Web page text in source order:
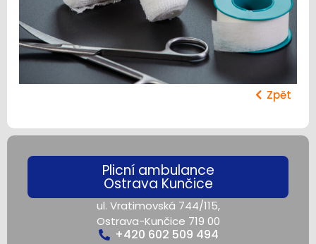
Zpět
Plicní ambulance
Ostrava Kunčice
ul. Vratimovská 744/115,
Ostrava-Kunčice 719 00
+420 602 509 494